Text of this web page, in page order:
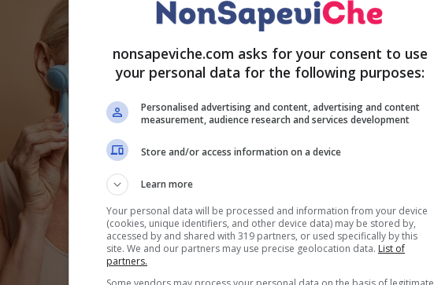
nonsapeviche.com asks for your consent to use
your personal data for the following purposes:
Personalised advertising and content, advertising and content
measurement, audience research and services development
Store and/or access information on a device
Learn more
Your personal data will be processed and information from your device
(cookies, unique identifiers, and other device data) may be stored by,
accessed by and shared with 319 partners, or used specifically by this
site. We and our partners may use precise geolocation data. List of
partners.